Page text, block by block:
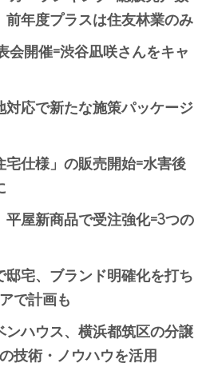
年度プラスは住友林業のみ
会開催=渋谷凪咲さんをキャ
応で新たな施策パッケージ
仕様」の販売開始=水害後
屋新商品で受注強化=3つの
宅、ブランド明確化を打ち
で計画も
ハウス、横浜都筑区の分譲
技術・ノウハウを活用